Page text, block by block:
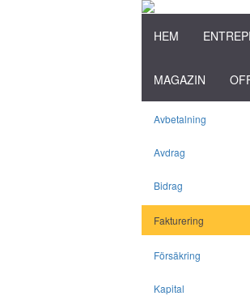
HEM
MAGAZIN
Avbetalning
Avdrag
Bidrag
Fakturering
Försäkring
Kapital